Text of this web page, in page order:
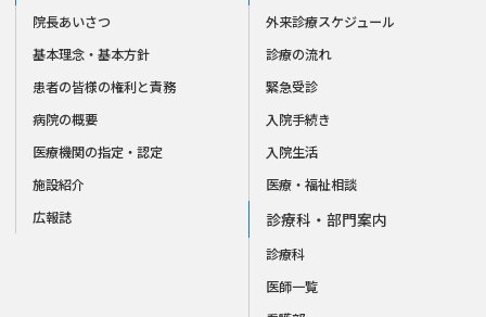
院長あいさつ
基本理念・基本方針
患者の皆様の権利と責務
病院の概要
医療機関の指定・認定
施設紹介
広報誌
外来診療スケジュール
診療の流れ
緊急受診
入院手続き
入院生活
医療・福祉相談
診療科・部門案内
診療科
医師一覧